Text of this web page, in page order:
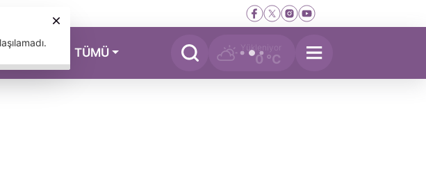
MAGAZİN TÜMÜ Yükleniyor
0 °C